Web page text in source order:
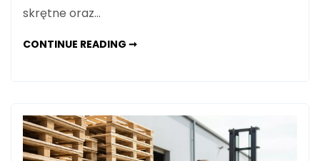
skrętne oraz…
CONTINUE READING ➞PODWOZIE
GWIAZD
NAPĘDOWYCH
I
NACIĄGU
ŁAŃCUCHA